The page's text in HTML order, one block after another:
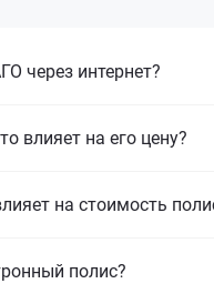
через интернет?
влияет на его цену?
на стоимость
полис?